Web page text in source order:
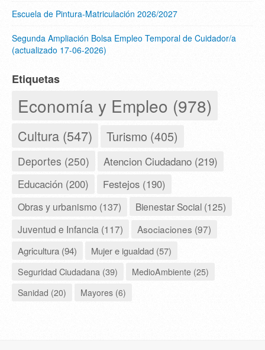
Escuela de Pintura-Matriculación 2026/2027
Segunda Ampliación Bolsa Empleo Temporal de Cuidador/a
(actualizado 17-06-2026)
Etiquetas
Economía y Empleo (978)
Cultura (547) Turismo (405)
Deportes (250) Atencion Ciudadano (219)
Educación (200) Festejos (190)
Obras y urbanismo (137)
Bienestar Social (125)
Juventud e Infancia (117)
Asociaciones (97)
Agricultura (94)
Mujer e igualdad (57)
Seguridad Ciudadana (39)
MedioAmbiente (25)
Sanidad (20)
Mayores (6)